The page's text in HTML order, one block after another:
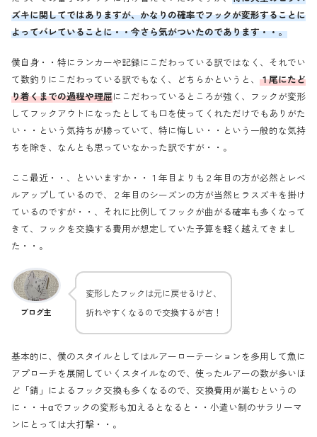
ズキに関してではありますが、かなりの確率でフックが変形することに
よってバレていることに・・今さら気がついたのであります・・。
僕自身・・特にランカーや記録にこだわっている訳ではなく、それでい
て数釣りにこだわっている訳でもなく、どちらかというと、 １尾にたど
り着くまでの過程や理屈にこだわっているところが強く、フックが変形
してフックアウトになったとしても口を使ってくれただけでもありがた
い・・という気持ちが勝っていて、特に悔しい・・という一般的な気持
ちを除き、なんとも思っていなかった訳ですが・・。
ここ最近・・、といいますか・・１年目よりも２年目の方が必然とレベ
ルアップしているので、２年目のシーズンの方が当然ヒラスズキを掛け
ているのですが・・、それに比例してフックが曲がる確率も多くなって
きて、フックを交換する費用が想定していた予算を軽く越えてきまし
た・・。
ブログ主
変形したフックは元に戻せるけど、
折れやすくなるので交換するが吉！
基本的に、僕のスタイルとしてはルアーローテーションを多用して魚に
アプローチを展開していくスタイルなので、使ったルアーの数が多いほ
ど「錆」によるフック交換も多くなるので、交換費用が嵩むというの
に・・＋αでフックの変形も加えるとなると・・小遣い制のサラリーマ
ンにとっては大打撃・・。